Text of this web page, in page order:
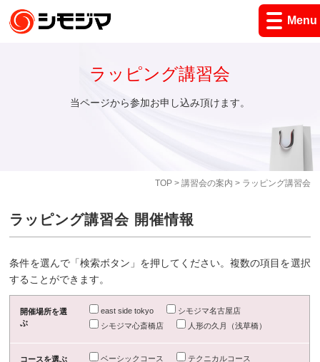
Menu
TOP> 講習会の案内 > ラッピング講習会
ラッピング講習会
当ページから参加お申し込み頂けます。
ラッピング講習会 開催情報
条件を選んで「検索ボタン」を押してください。複数の項目を選択
することができます。
開催場所を選
ぶ
east side tokyo
シモジマ名古屋店
シモジマ心斎橋店
人形の久月（浅草橋）
コースを選ぶ ベーシックコース
テクニカルコース